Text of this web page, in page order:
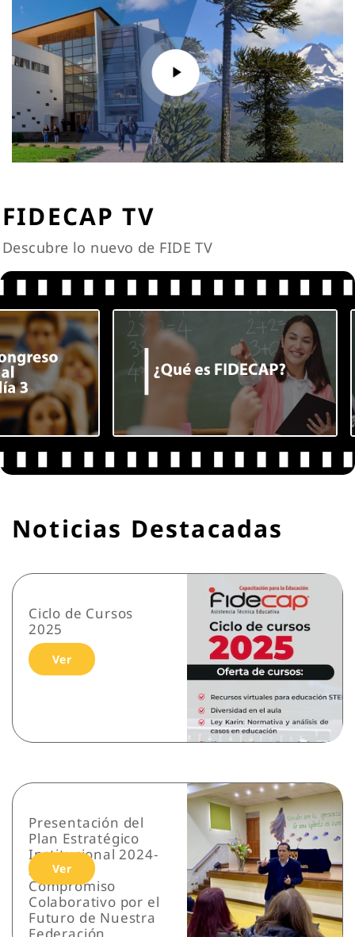
FIDECAP TV
Descubre lo nuevo de FIDE TV
Noticias Destacadas
Ciclo de Cursos
2025
Ver
Presentación del
Plan Estratégico
Institucional 2024-
2026: Un
Compromiso
Colaborativo por el
Futuro de Nuestra
Ver